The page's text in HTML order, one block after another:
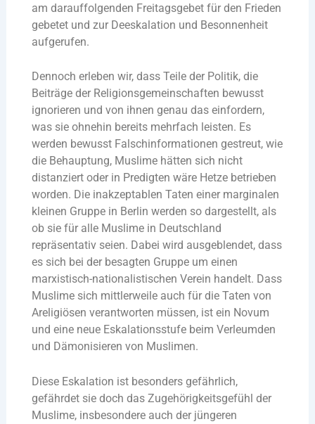
am darauffolgenden Freitagsgebet für den Frieden
gebetet und zur Deeskalation und Besonnenheit
aufgerufen.
Dennoch erleben wir, dass Teile der Politik, die
Beiträge der Religionsgemeinschaften bewusst
ignorieren und von ihnen genau das einfordern,
was sie ohnehin bereits mehrfach leisten. Es
werden bewusst Falschinformationen gestreut, wie
die Behauptung, Muslime hätten sich nicht
distanziert oder in Predigten wäre Hetze betrieben
worden. Die inakzeptablen Taten einer marginalen
kleinen Gruppe in Berlin werden so dargestellt, als
ob sie für alle Muslime in Deutschland
repräsentativ seien. Dabei wird ausgeblendet, dass
es sich bei der besagten Gruppe um einen
marxistisch-nationalistischen Verein handelt. Dass
Muslime sich mittlerweile auch für die Taten von
Areligiösen verantworten müssen, ist ein Novum
und eine neue Eskalationsstufe beim Verleumden
und Dämonisieren von Muslimen.
Diese Eskalation ist besonders gefährlich,
gefährdet sie doch das Zugehörigkeitsgefühl der
Muslime, insbesondere auch der jüngeren